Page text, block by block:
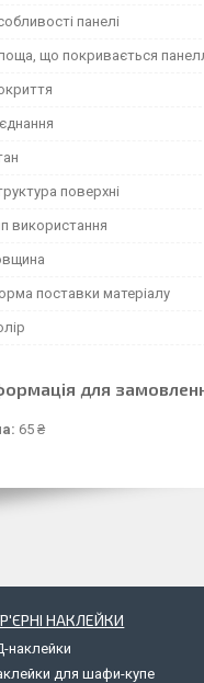
панелі
що покривається
поверхні
використання
поставки матеріалу
для
65 ₴
НАКЛЕЙКИ
наклейки
для шафи-купе